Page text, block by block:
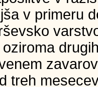
v primeru
treh